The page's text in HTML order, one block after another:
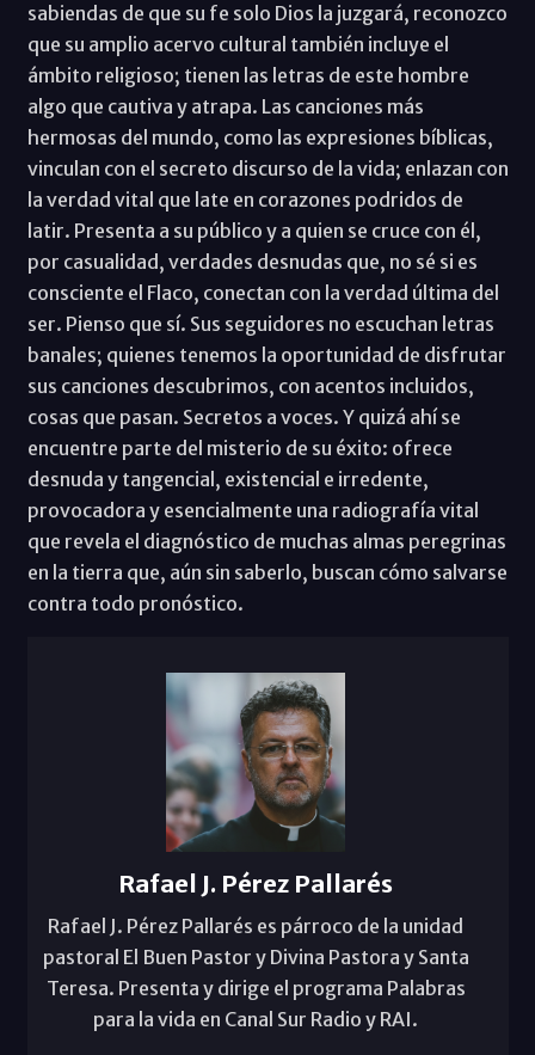
sabiendas de que su fe solo Dios la juzgará, reconozco
que su amplio acervo cultural también incluye el
ámbito religioso; tienen las letras de este hombre
algo que cautiva y atrapa. Las canciones más
hermosas del mundo, como las expresiones bíblicas,
vinculan con el secreto discurso de la vida; enlazan con
la verdad vital que late en corazones podridos de
latir. Presenta a su público y a quien se cruce con él,
por casualidad, verdades desnudas que, no sé si es
consciente el Flaco, conectan con la verdad última del
ser. Pienso que sí. Sus seguidores no escuchan letras
banales; quienes tenemos la oportunidad de disfrutar
sus canciones descubrimos, con acentos incluidos,
cosas que pasan. Secretos a voces. Y quizá ahí se
encuentre parte del misterio de su éxito: ofrece
desnuda y tangencial, existencial e irredente,
provocadora y esencialmente una radiografía vital
que revela el diagnóstico de muchas almas peregrinas
en la tierra que, aún sin saberlo, buscan cómo salvarse
contra todo pronóstico.
Rafael J. Pérez Pallarés
Rafael J. Pérez Pallarés es párroco de la unidad
pastoral El Buen Pastor y Divina Pastora y Santa
Teresa. Presenta y dirige el programa Palabras
para la vida en Canal Sur Radio y RAI.